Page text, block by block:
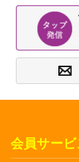
会員サービ